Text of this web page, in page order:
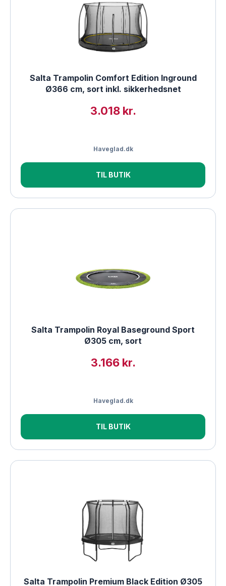
Salta Trampolin Comfort Edition Inground
Ø366 cm, sort inkl. sikkerhedsnet
3.018 kr.
Haveglad.dk
TIL BUTIK
Salta Trampolin Royal Baseground Sport
Ø305 cm, sort
3.166 kr.
Haveglad.dk
TIL BUTIK
Salta Trampolin Premium Black Edition Ø305